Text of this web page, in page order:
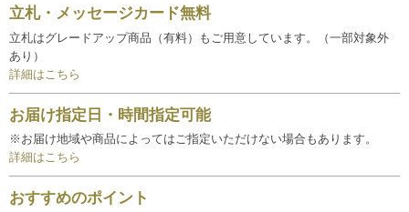
立札・メッセージカード無料
立札はグレードアップ商品（有料）もご用意しています。（一部対象外
あり）
詳細はこちら
お届け指定日・時間指定可能
※お届け地域や商品によってはご指定いただけない場合もあります。
詳細はこちら
おすすめのポイント